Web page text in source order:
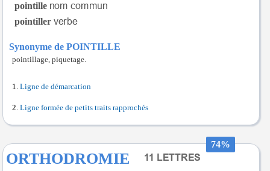
pointille
pointiller
Synonyme de POINTILLE
pointillage, piquetage.
Ligne de démarcation
Ligne formée de petits traits rapprochés
74%
ORTHODROMIE